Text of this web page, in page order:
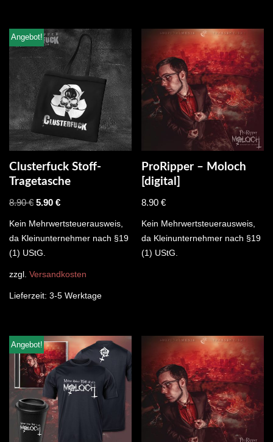
Angebot!
Clusterfuck Stoff-
Tragetasche
8.90€ 5.90 €
Kein Mehrwertsteuerausweis,
da Kleinunternehmer nach §19
(1) UStG.
zzgl. Versandkosten
Lieferzeit: 3-5 Werktage
ProRipper – Moloch
[digital]
8.90€
Kein Mehrwertsteuerausweis,
da Kleinunternehmer nach §19
(1) UStG.
Angebot!